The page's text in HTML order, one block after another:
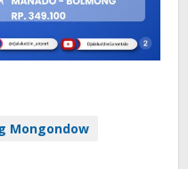
Mongondow